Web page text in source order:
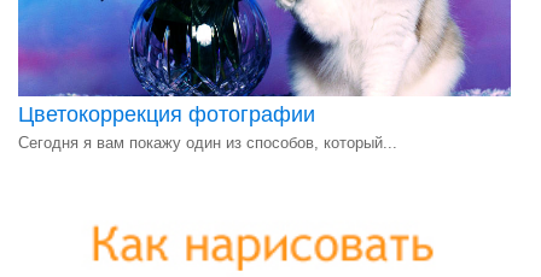
Цветокоррекция фотографии
Сегодня я вам покажу один из способов, который...